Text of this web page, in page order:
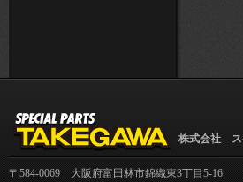
株式会社 ス
〒584-0069 大阪府富田林市錦織東3丁目5-16